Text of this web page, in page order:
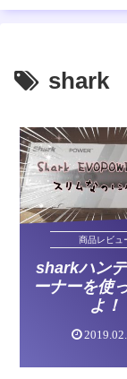
shark
商品レビュ
sharkハン
ーナーを使
よ！